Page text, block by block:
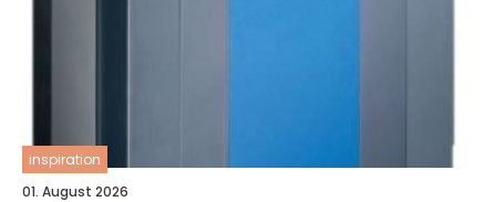
inspiration
01. August 2026